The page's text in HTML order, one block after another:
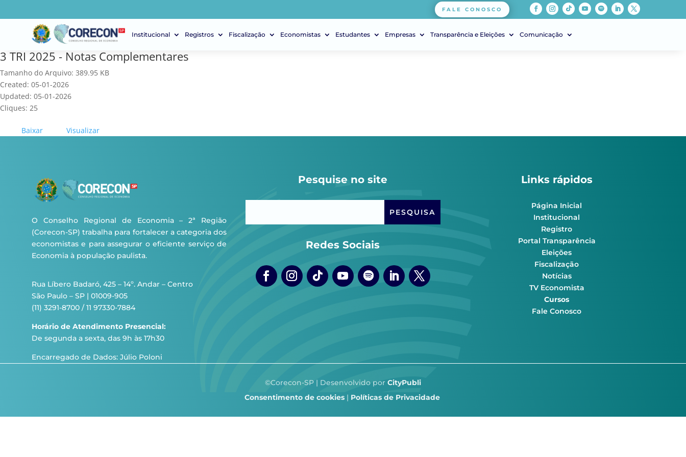
FALE CONOSCO
Institucional Registros Fiscalização Economistas Estudantes Empresas Transparência e Eleições Comunicação
3 TRI 2025 - Notas Complementares
Tamanho do Arquivo: 389.95 KB
Created: 05-01-2026
Updated: 05-01-2026
Cliques: 25
Baixar Visualizar
O Conselho Regional de Economia – 2ª Região
(Corecon-SP) trabalha para fortalecer a categoria dos
economistas e para assegurar o eficiente serviço de
Economia à população paulista.
Rua Líbero Badaró, 425 – 14º. Andar – Centro
São Paulo – SP | 01009-905
(11) 3291-8700 / 11 97330-7884
Horário de Atendimento Presencial:
De segunda a sexta, das 9h às 17h30
Encarregado de Dados: Júlio Poloni
Pesquise no site
Redes Sociais
Links rápidos
Página Inicial
Institucional
Registro
Portal Transparência
Eleições
Fiscalização
Notícias
TV Economista
Cursos
Fale Conosco
©Corecon-SP | Desenvolvido por CityPubli
Consentimento de cookies| Políticas de Privacidade